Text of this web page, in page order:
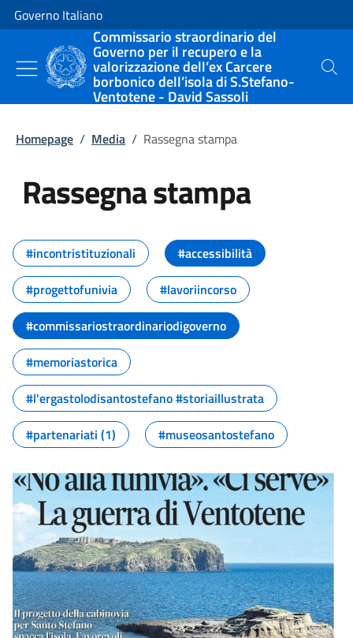
Vai al contenuto
Vai alla navigazione del sito
Governo Italiano
Commissario straordinario del
Governo per il recupero e la
valorizzazione dell’ex Carcere
borbonico dell’isola di S.Stefano-
Ventotene - David Sassoli
Cerca
Homepage / Media / Rassegna stampa
Rassegna stampa
Tutti i contenuti della pagina
#incontristituzionali
#accessibilità
#progettofunivia
#lavoriincorso
#commissariostraordinariodigoverno
#memoriastorica
#l'ergastolodisantostefano #storiaillustrata
#partenariati (1)
#museosantostefano